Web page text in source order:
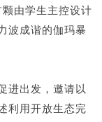
由学生主控设计
波成谐的伽玛暴
进出发，邀请以
利用开放生态完